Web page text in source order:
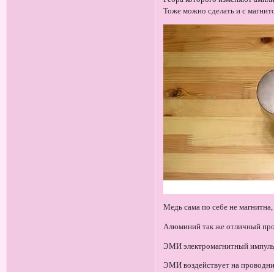
Тоже можно сделать и с
Медь сама по себе не
Алюминий так же отличный
ЭМИ электромагнитный
ЭМИ воздействует на